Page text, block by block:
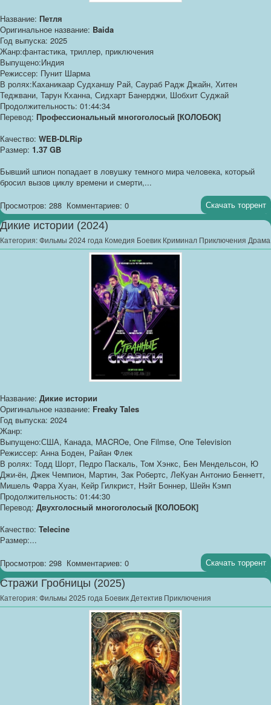
Название: Петля
Оригинальное название: Baida
Год выпуска: 2025
Жанр:фантастика, триллер, приключения
Выпущено:Индия
Режиссер: Пунит Шарма
В ролях:Каханикаар Судханшу Рай, Саураб Радж Джайн, Хитен
Теджвани, Тарун Кханна, Сидхарт Банерджи, Шобхит Суджай
Продолжительность: 01:44:34
Перевод: Профессиональный многоголосый [КОЛОБОК]
Качество: WEB-DLRip
Размер: 1.37 GB
Бывший шпион попадает в ловушку темного мира человека, который
бросил вызов циклу времени и смерти,...
Просмотров: 288 Комментариев: 0 Скачать торрент
Дикие истории (2024)
Категория:Фильмы 2024 года Комедия Боевик Криминал Приключения Драма
Название: Дикие истории
Оригинальное название: Freaky Tales
Год выпуска: 2024
Жанр:
Выпущено:США, Канада, MACROe, One Filmse, One Television
Режиссер: Анна Боден, Райан Флек
В ролях: Тодд Шорт, Педро Паскаль, Том Хэнкс, Бен Мендельсон, Ю
Джи-ён, Джек Чемпион, Мартин, Зак Робертс, ЛеКуан Антонио Беннетт,
Мишель Фарра Хуан, Кейр Гилкрист, Нэйт Боннер, Шейн Кэмп
Продолжительность: 01:44:30
Перевод: Двухголосный многоголосый [КОЛОБОК]
Качество: Telecine
Размер:...
Просмотров: 298 Комментариев: 0 Скачать торрент
Стражи Гробницы (2025)
Категория:Фильмы 2025 года Боевик Детектив Приключения